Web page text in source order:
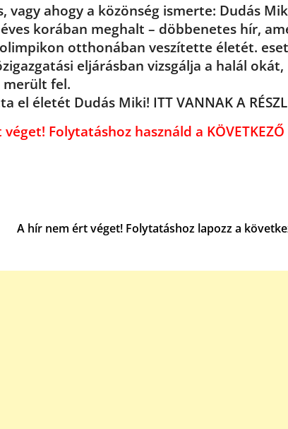
vagy ahogy a közönség ismerte: Dudás
korában meghalt – döbbenetes hír,
otthonában veszítette életét.
eljárásban vizsgálja a halál
merült fel.
el életét Dudás Miki! ITT VANNAK A
Folytatáshoz használd a
A hír nem ért véget! Folytatáshoz lapozz a